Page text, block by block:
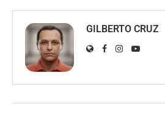
GILBERTO CRUZ